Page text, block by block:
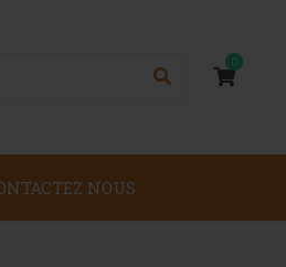
0
NOUS